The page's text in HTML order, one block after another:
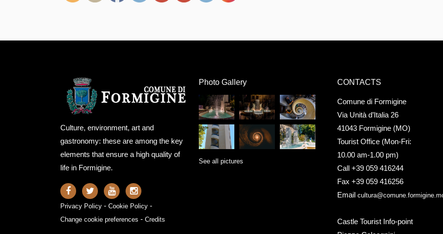
Culture, environment, art and
gastronomy: these are among the key
elements that ensure a high quality of
life in Formigine.
Privacy Policy - Cookie Policy -
Change cookie preferences - Credits
Photo Gallery
See all pictures
CONTACTS
Comune di Formigine
Via Unità d’Italia 26
41043 Formigine (MO)
Tourist Office (Mon-Fri:
10.00 am-1.00 pm)
Call +39 059 416244
Fax +39 059 416256
Email
Castle Tourist Info-point